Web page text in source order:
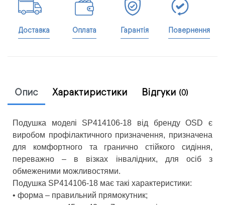
Доставка Оплата Гарантія Повернення
Опис Характиристики Відгуки (0)
Подушка моделі SP414106-18 від бренду OSD є
виробом профілактичного призначення, призначена
для комфортного та гранично стійкого сидіння,
переважно – в візках інвалідних, для осіб з
обмеженими можливостями.
Подушка SP414106-18 має такі характеристики:
• форма – правильний прямокутник;